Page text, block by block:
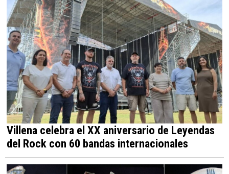
Villena celebra el XX aniversario de Leyendas
del Rock con 60 bandas internacionales